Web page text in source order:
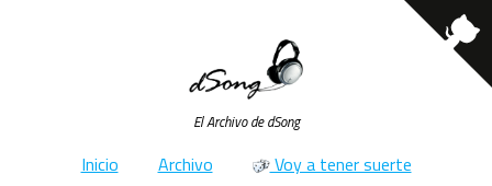
El Archivo de dSong
Inicio Archivo Voy a tener suerte